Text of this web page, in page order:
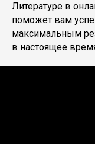
Литературе в
поможет вам
максимальным
в настоящее